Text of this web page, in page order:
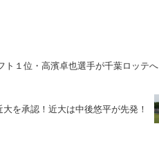
ト１位・高濱卓也選手が千葉ロッテへ
を承認！近大は中後悠平が先発！